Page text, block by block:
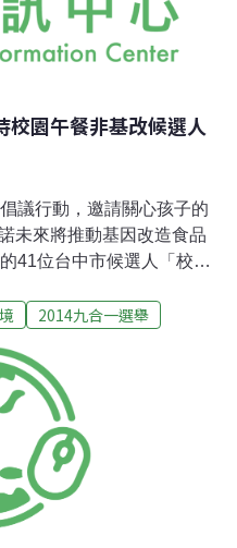
校園午餐非基改候選人
議行動，邀請關心孩子的
未來將推動基因改造食品
41位台中市候選人「校園
1位里長候選人的連署
市議員候選人，及16位
諾當選後將確實監督相關
基改豆製品食材列為規
基改飲食。主婦聯盟台中
志工分工聯繫各區候選人
簽署人數直線上升，顯見
子的健康團結起來、積極
2014九合一選舉